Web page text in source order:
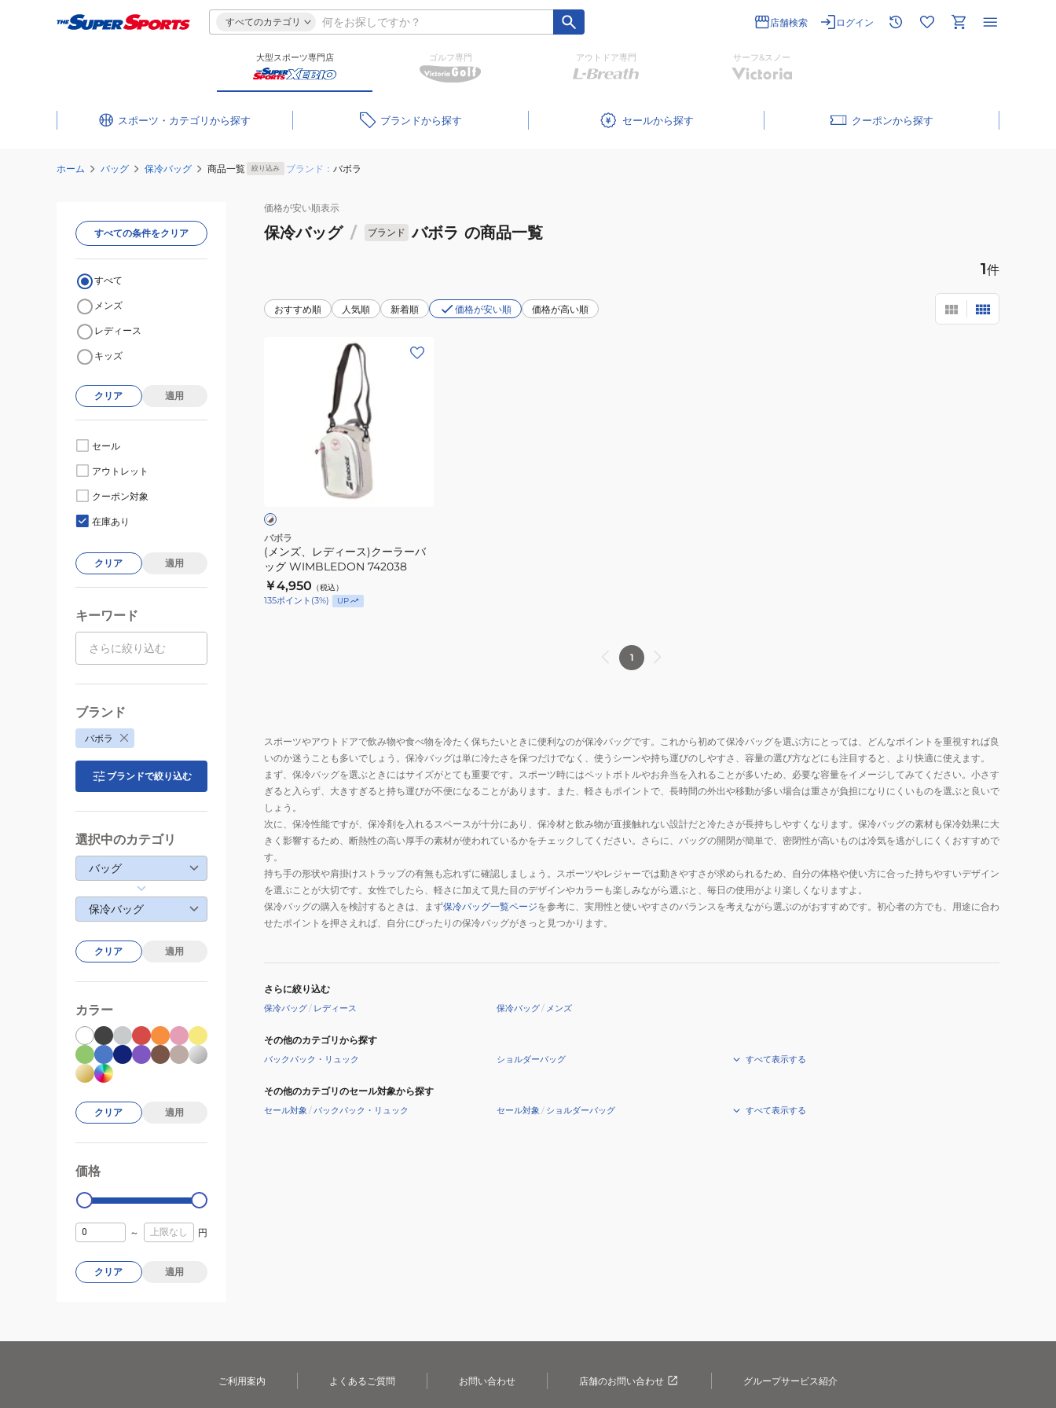
すべてのカテゴリ 店舗検索 ログイン
大型スポーツ専門店 ゴルフ専門 アウトドア専門 サーフ&スノー
スポーツ・カテゴリ ブランド セール クーポン
ホーム バッグ 保冷バッグ 商品一覧 絞り込み ブランド： バボラ
価格が安い順表示
保冷バッグ / ブランド バボラ の商品一覧
1件
おすすめ順 人気順 新着順 価格が安い順 価格が高い順
ー
ラ
ー
バ
ッ
ラ
ウ
ン
バボラ
(メンズ、レディース)クーラーバ
ッグ WIMBLEDON 742038
￥4,950 （税込）
135ポイント (3%) UP
1
スポーツやアウトドアで飲み物や食べ物を冷たく保ちたいときに便利なのが保冷バッグです。これから初めて保冷バッグを選ぶ方にとっては、どんなポイントを重視すれば良
いのか迷うことも多いでしょう。保冷バッグは単に冷たさを保つだけでなく、使うシーンや持ち運びのしやすさ、容量の選び方などにも注目すると、より快適に使えます。
まず、保冷バッグを選ぶときにはサイズがとても重要です。スポーツ時にはペットボトルやお弁当を入れることが多いため、必要な容量をイメージしてみてください。小さす
ぎると入らず、大きすぎると持ち運びが不便になることがあります。また、軽さもポイントで、長時間の外出や移動が多い場合は重さが負担になりにくいものを選ぶと良いで
しょう。
次に、保冷性能ですが、保冷剤を入れるスペースが十分にあり、保冷材と飲み物が直接触れない設計だと冷たさが長持ちしやすくなります。保冷バッグの素材も保冷効果に大
きく影響するため、断熱性の高い厚手の素材が使われているかをチェックしてください。さらに、バッグの開閉が簡単で、密閉性が高いものは冷気を逃がしにくくおすすめで
す。
持ち手の形状や肩掛けストラップの有無も忘れずに確認しましょう。スポーツやレジャーでは動きやすさが求められるため、自分の体格や使い方に合った持ちやすいデザイン
を選ぶことが大切です。女性でしたら、軽さに加えて見た目のデザインやカラーも楽しみながら選ぶと、毎日の使用がより楽しくなりますよ。
保冷バッグの購入を検討するときは、まず保冷バッグ一覧ページを参考に、実用性と使いやすさのバランスを考えながら選ぶのがおすすめです。初心者の方でも、用途に合わ
せたポイントを押さえれば、自分にぴったりの保冷バッグがきっと見つかります。
さらに絞り込む
保冷バッグ/ レディース 保冷バッグ/ メンズ
その他のカテゴリから探す
バックパック・リュック ショルダーバッグ すべて表示する
その他のカテゴリのセール対象から探す
セール対象 /バックパック・リュック セール対象 / ショルダーバッグ すべて表示する
すべての条件をクリア
すべて
メンズ
レディース
キッズ
クリア 適用
セール
アウトレット
クーポン対象
在庫あり
クリア 適用
キーワード
ブランド
バボラ
ブランドで絞り込む
選択中のカテゴリ
バッグ
保冷バッグ
クリア 適用
カラー
クリア 適用
価格
0
～ 円
クリア 適用
ご利用案内 よくあるご質問 お問い合わせ 店舗のお問い合わせ グループサービス紹介